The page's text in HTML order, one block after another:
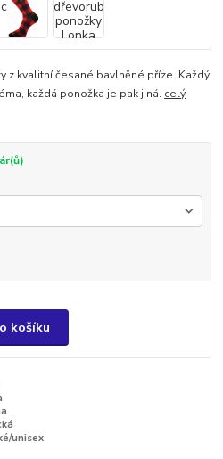
z kvalitní česané bavlněné příze. Každý
každá ponožka je pak jiná. celý
košíku
unisex